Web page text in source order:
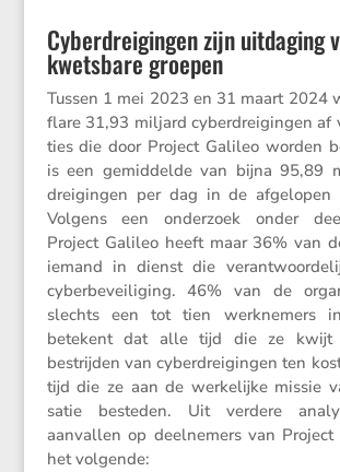
Cyberdreigingen zijn uitdaging
kwetsbare groepen
Tussen 1 mei 2023 en 31 maart 2024
flare 31,93 miljard cyber­drei­gingen af
ties die door Project Galileo worden
is een gemid­delde van bijna 95,89
drei­gingen per dag in de afgelopen
Volgens een onder­zoek onder
Project Galileo heeft maar 36% van
iemand in dienst die
cyber­be­vei­li­ging. 46% van de
slechts een tot tien werkne­mers
betekent dat alle tijd die ze kwijt
bestrijden van cyber­drei­gingen ten
tijd die ze aan de werke­lijke missie
satie besteden. Uit verdere
aanvallen op deelne­mers van
het volgende: